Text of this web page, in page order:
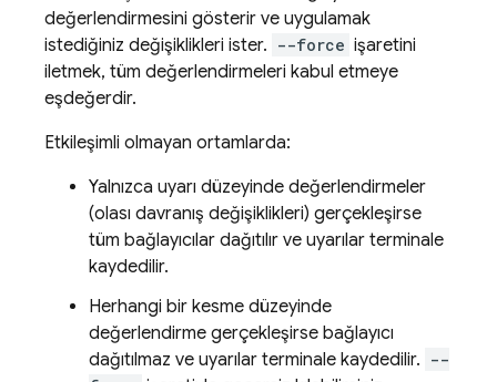
değerlendirmesini gösterir ve uygulamak
istediğiniz değişiklikleri ister. --force işaretini
iletmek, tüm değerlendirmeleri kabul etmeye
eşdeğerdir.
Etkileşimli olmayan ortamlarda:
Yalnızca uyarı düzeyinde değerlendirmeler
(olası davranış değişiklikleri) gerçekleşirse
tüm bağlayıcılar dağıtılır ve uyarılar terminale
kaydedilir.
Herhangi bir kesme düzeyinde
değerlendirme gerçekleşirse bağlayıcı
dağıtılmaz ve uyarılar terminale kaydedilir. --